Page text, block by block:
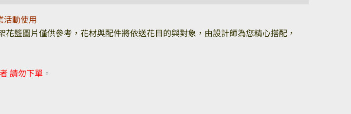
活動使用
籃圖片僅供參考，花材與配件將依送花目的與對象，由設計師為您精心搭配，
請勿下單 。